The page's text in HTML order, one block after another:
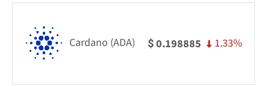
Cardano (ADA) $0.198885 1.33%